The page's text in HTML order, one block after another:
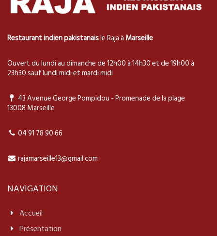
Restaurantindienpakistanaisle Raja à Marseille
Ouvert du lundi au dimanche de 12h00 à 14h30 et de 19h00 à
23h30 sauf lundi midi et mardi midi
43 Avenue George Pompidou - Promenade de la plage
13008 Marseille
04 91 78 90 66
rajamarseille13@gmail.com
NAVIGATION
Accueil
Présentation